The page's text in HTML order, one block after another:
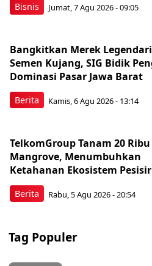
Bisnis Jumat, 7 Agu 2026 - 09:05
Berita
Bangkitkan Merek
Semen Kujang, SIG Bidik
Dominasi Pasar Jawa Barat
Kamis, 6 Agu 2026 - 13:14
Berita
TelkomGroup Tanam 20 Ribu
Mangrove, Menumbuhkan
Ketahanan Ekosistem Pesisir
Rabu, 5 Agu 2026 - 20:54
Tag Populer